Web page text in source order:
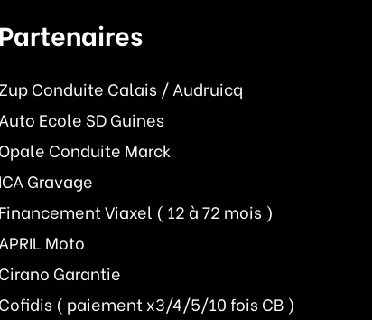
Partenaires
Zup Conduite Calais / Audruicq
Auto Ecole SD Guines
Opale Conduite Marck
ICA Gravage
Financement Viaxel ( 12 à 72 mois )
APRIL Moto
Cirano Garantie
Cofidis ( paiement x3/4/5/10 fois CB )